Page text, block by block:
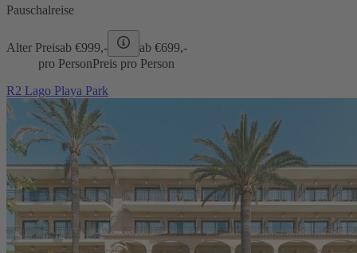
Pauschalreise
Alter Preisab €999,- ab €699,-
pro PersonPreis pro Person
R2 Lago Playa Park